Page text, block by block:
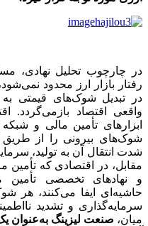
در چارچوب تحلیل نهادی،
رفتار بازار ارز محدود
در تبدیل شوک‌های قیمتی به
واقعی اقتصاد بازمی‌گردد.
ابزارهای تأمین مالی و
شوک‌های بیرونی را از طریق
شدت انتقال آن به تولید،
مقابل، در اقتصادی که تأمین
و نهادهای تخصصی تأمین
حاشیه‌ای ایفا می‌کنند، هر
سرمایه‌گذاری و تشدید
میان، صنعت لیزینگ به‌عنوان